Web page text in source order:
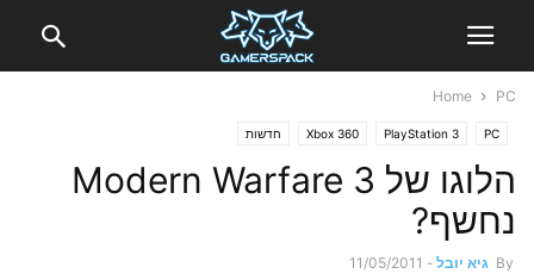
Home PC
PC
PlayStation 3
Xbox 360 חדשות
הלוגו של Modern Warfare 3
נחשף?
By גיא יובל -
11/05/2011